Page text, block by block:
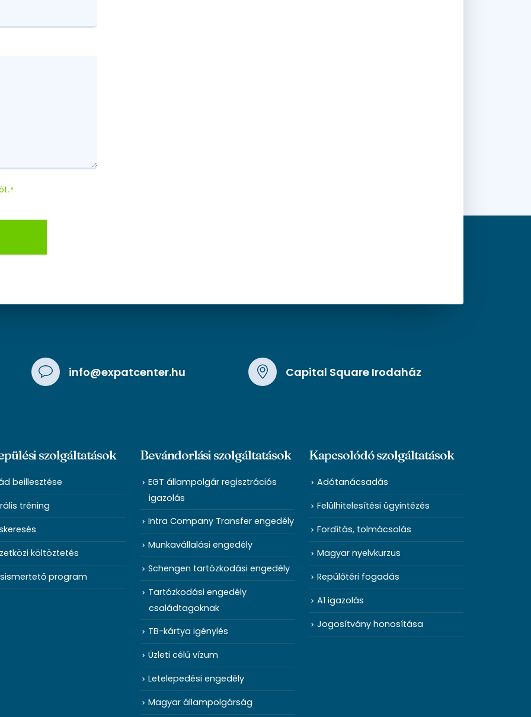
*
info@expatcenter.hu Capital Square Irodaház
szolgáltatások
beillesztése
tréning
költöztetés
program
Bevándorlási szolgáltatások
EGT állampolgár regisztrációs
igazolás
Intra Company Transfer engedély
Munkavállalási engedély
Schengen tartózkodási engedély
Tartózkodási engedély
családtagoknak
TB-kártya igénylés
Üzleti célú vízum
Letelepedési engedély
Magyar állampolgárság
Kapcsolódó szolgáltatások
Adótanácsadás
Felülhitelesítési ügyintézés
Fordítás, tolmácsolás
Magyar nyelvkurzus
Repülőtéri fogadás
A1 igazolás
Jogosítvány honosítása